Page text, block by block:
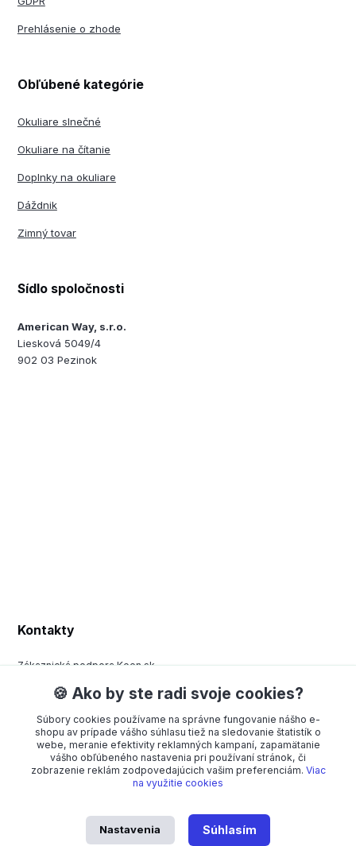
Prehlásenie o zhode
Obľúbené kategórie
Okuliare slnečné
Okuliare na čítanie
Doplnky na okuliare
Dáždnik
Zimný tovar
Sídlo spoločnosti
American Way, s.r.o.
Liesková 5049/4
902 03 Pezinok
Kontakty
Zákaznická podpora Keen.sk
+420 377 443 970
(Po-Pá, 8-15 hod.)
order@americanway.sk
American Way CR spol. s r.o. – Všetky práva vyhradené. Dizajn od
🍪 Ako by ste radi svoje cookies?
Súbory cookies používame na správne fungovanie nášho e-
shopu av prípade vášho súhlasu tiež na sledovanie štatistík o
webe, meranie efektivity reklamných kampaní, zapamätanie
vášho obľúbeného nastavenia pri používaní stránok, či
zobrazenie reklám zodpovedajúcich vašim preferenciám. Viac
na využitie cookies
Nastavenia Súhlasím